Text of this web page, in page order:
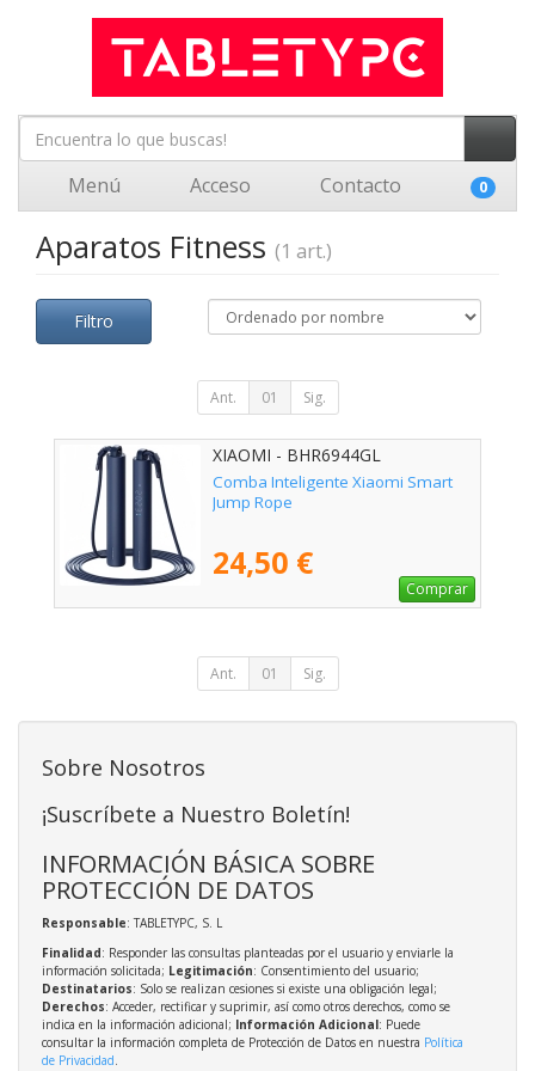
Menú Acceso Contacto 0
Aparatos Fitness (1 art.)
Filtro
Ant. 01 Sig.
XIAOMI - BHR6944GL
Comba Inteligente Xiaomi Smart
Jump Rope
24,50 €
Comprar
Ant. 01 Sig.
Sobre Nosotros
¡Suscríbete a Nuestro Boletín!
INFORMACIÓN BÁSICA SOBRE
PROTECCIÓN DE DATOS
Responsable: TABLETYPC, S. L
Finalidad: Responder las consultas planteadas por el usuario y enviarle la
información solicitada; Legitimación: Consentimiento del usuario;
Destinatarios: Solo se realizan cesiones si existe una obligación legal;
Derechos: Acceder, rectificar y suprimir, así como otros derechos, como se
indica en la información adicional; Información Adicional: Puede
consultar la información completa de Protección de Datos en nuestra Política
de Privacidad.